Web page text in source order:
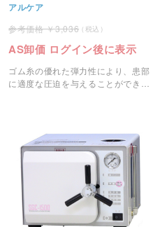
アルケア
3,036
AS卸価 ログイン後に表示
ゴム糸の優れた弾力性により、患部
に適度な圧迫を与えることができる